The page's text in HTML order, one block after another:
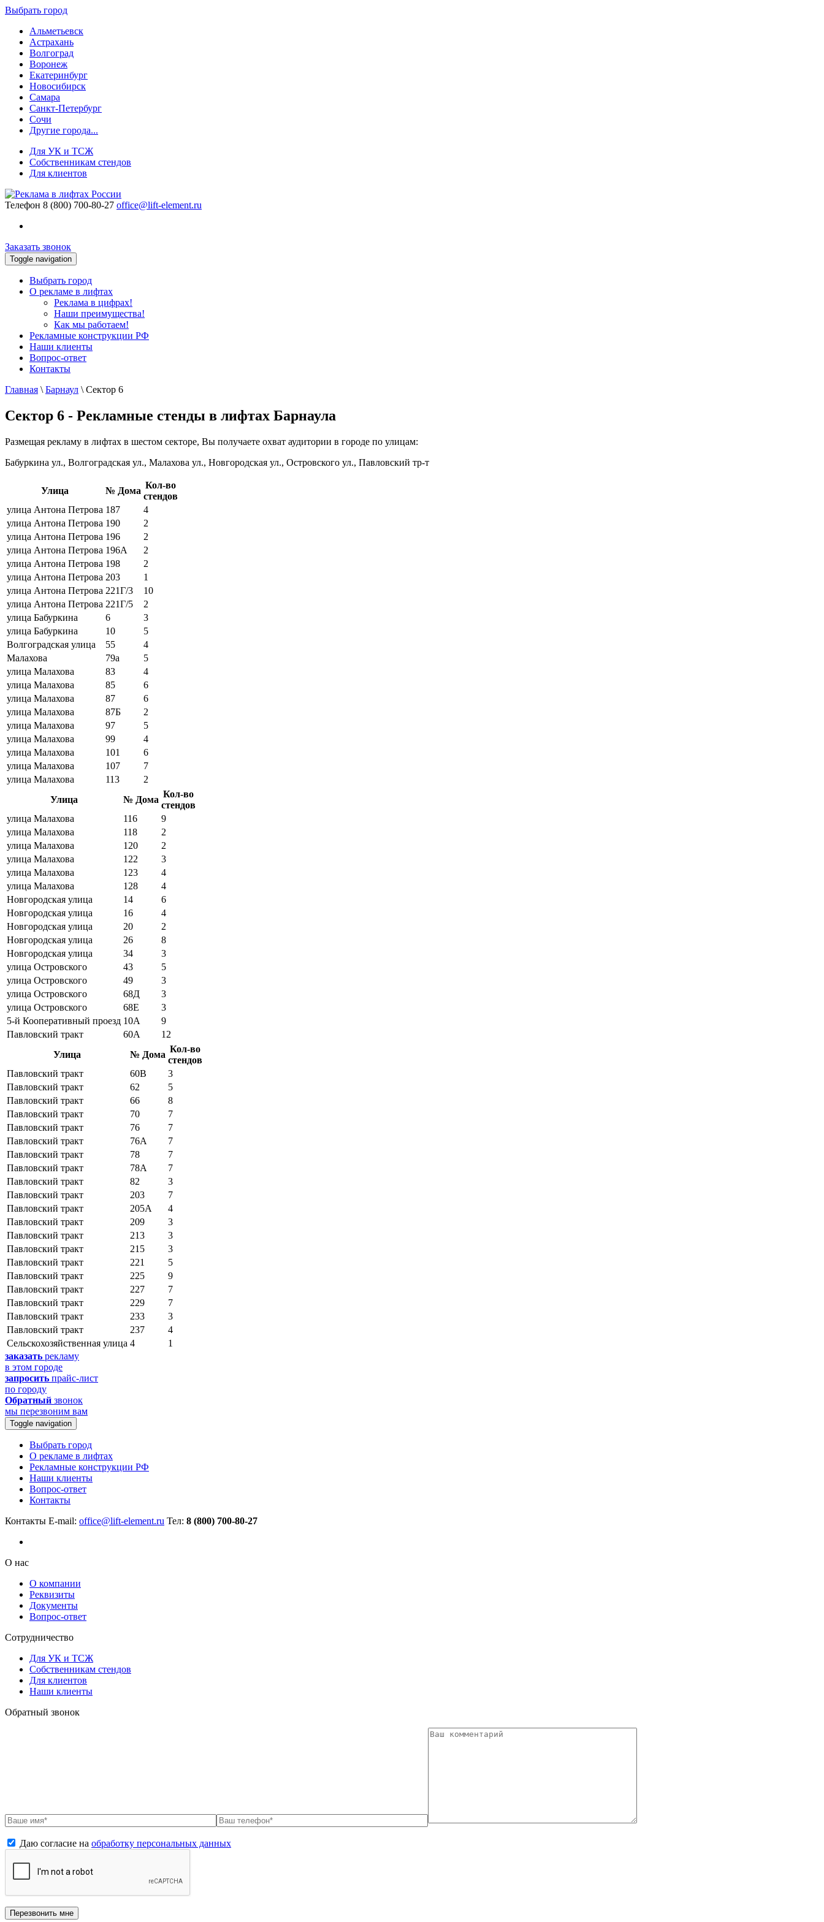
Выбрать город
Альметьевск
Астрахань
Волгоград
Воронеж
Екатеринбург
Новосибирск
Самара
Санкт-Петербург
Сочи
Другие города...
Для УК и ТСЖ
Собственникам стендов
Для клиентов
Телефон 8 (800) 700-80-27 office@lift-element.ru
Заказать звонок
Toggle navigation
Выбрать город
О рекламе в лифтах
Реклама в цифрах!
Наши преимущества!
Как мы работаем!
Рекламные конструкции РФ
Наши клиенты
Вопрос-ответ
Контакты
Главная \ Барнаул \ Сектор 6
Сектор 6 - Рекламные стенды в лифтах Барнаула
Размещая рекламу в лифтах в шестом секторе, Вы получаете охват аудитории в городе по улицам:
Бабуркина ул., Волгоградская ул., Малахова ул., Новгородская ул., Островского ул., Павловский тр-т
Улица № Дома
Кол-во
стендов
улица Антона Петрова 187
4
улица Антона Петрова 190
2
улица Антона Петрова 196
2
улица Антона Петрова 196А
2
улица Антона Петрова 198
2
улица Антона Петрова 203
1
улица Антона Петрова 221Г/3
10
улица Антона Петрова 221Г/5
2
улица Бабуркина
6
3
улица Бабуркина
10
5
Волгоградская улица
55
4
Малахова
79а
5
улица Малахова
83
4
улица Малахова
85
6
улица Малахова
87
6
улица Малахова
87Б
2
улица Малахова
97
5
улица Малахова
99
4
улица Малахова
101
6
улица Малахова
107
7
улица Малахова
113
2
Улица
№ Дома
Кол-во
стендов
улица Малахова
116
9
улица Малахова
118
2
улица Малахова
120
2
улица Малахова
122
3
улица Малахова
123
4
улица Малахова
128
4
Новгородская улица
14
6
Новгородская улица
16
4
Новгородская улица
20
2
Новгородская улица
26
8
Новгородская улица
34
3
улица Островского
43
5
улица Островского
49
3
улица Островского
68Д
3
улица Островского
68Е
3
5-й Кооперативный проезд 10А
9
Павловский тракт
60А
12
Улица
№ Дома
Кол-во
стендов
Павловский тракт
60В
3
Павловский тракт
62
5
Павловский тракт
66
8
Павловский тракт
70
7
Павловский тракт
76
7
Павловский тракт
76А
7
Павловский тракт
78
7
Павловский тракт
78А
7
Павловский тракт
82
3
Павловский тракт
203
7
Павловский тракт
205А
4
Павловский тракт
209
3
Павловский тракт
213
3
Павловский тракт
215
3
Павловский тракт
221
5
Павловский тракт
225
9
Павловский тракт
227
7
Павловский тракт
229
7
Павловский тракт
233
3
Павловский тракт
237
4
Сельскохозяйственная улица 4
1
заказать рекламу
в этом городе
запросить прайс-лист
по городу
Обратный звонок
мы перезвоним вам
Toggle navigation
Выбрать город
О рекламе в лифтах
Рекламные конструкции РФ
Наши клиенты
Вопрос-ответ
Контакты
Контакты E-mail: office@lift-element.ru Тел: 8 (800) 700-80-27
О нас
О компании
Реквизиты
Документы
Вопрос-ответ
Сотрудничество
Для УК и ТСЖ
Собственникам стендов
Для клиентов
Наши клиенты
Обратный звонок
Даю согласие на обработку персональных данных